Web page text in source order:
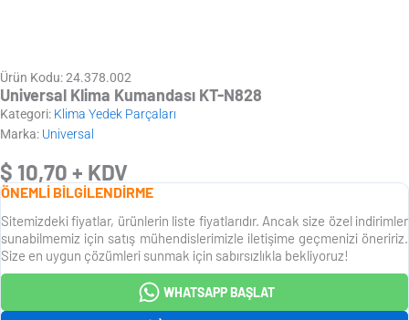
Ürün Kodu: 24.378.002
Universal Klima Kumandası KT-N828
Kategori: Klima Yedek Parçaları
Marka: Universal
$ 10,70 + KDV
ÖNEMLİ BİLGİLENDİRME
Sitemizdeki fiyatlar, ürünlerin liste fiyatlarıdır. Ancak size özel indirimler
sunabilmemiz için satış mühendislerimizle iletişime geçmenizi öneririz.
Size en uygun çözümleri sunmak için sabırsızlıkla bekliyoruz!
WHATSAPP BAŞLAT